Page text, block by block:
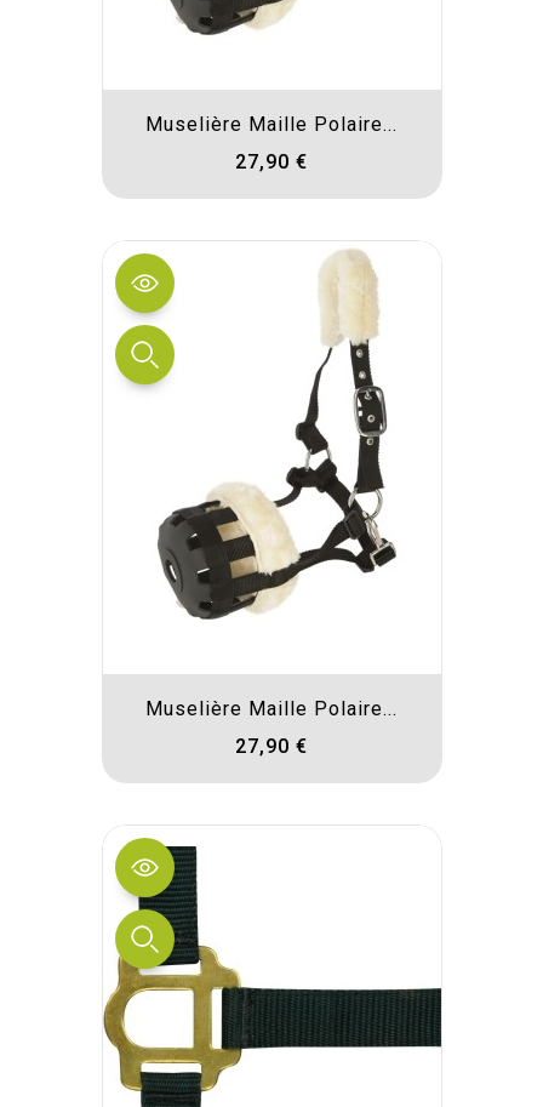
Muselière Maille Polaire...
27,90 €
Muselière Maille Polaire...
27,90 €